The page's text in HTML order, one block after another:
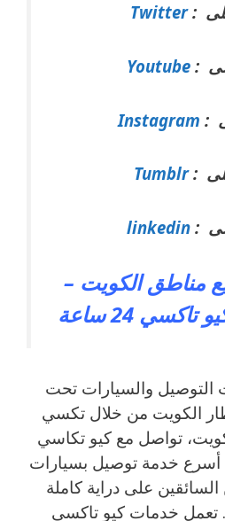
على :Twitter
:
Youtube
:
Instagram
على :Tumblr
:
linkedin
مناطق الكويت –
تاكسي 24 ساعة
التوصيل والسيارات تحت
الكويت من خلال تكسي
تواصل مع كيو تكاسي
خدمة توصيل بسيارات
على دراية كاملة
تعمل خدمات كيو تاكسي